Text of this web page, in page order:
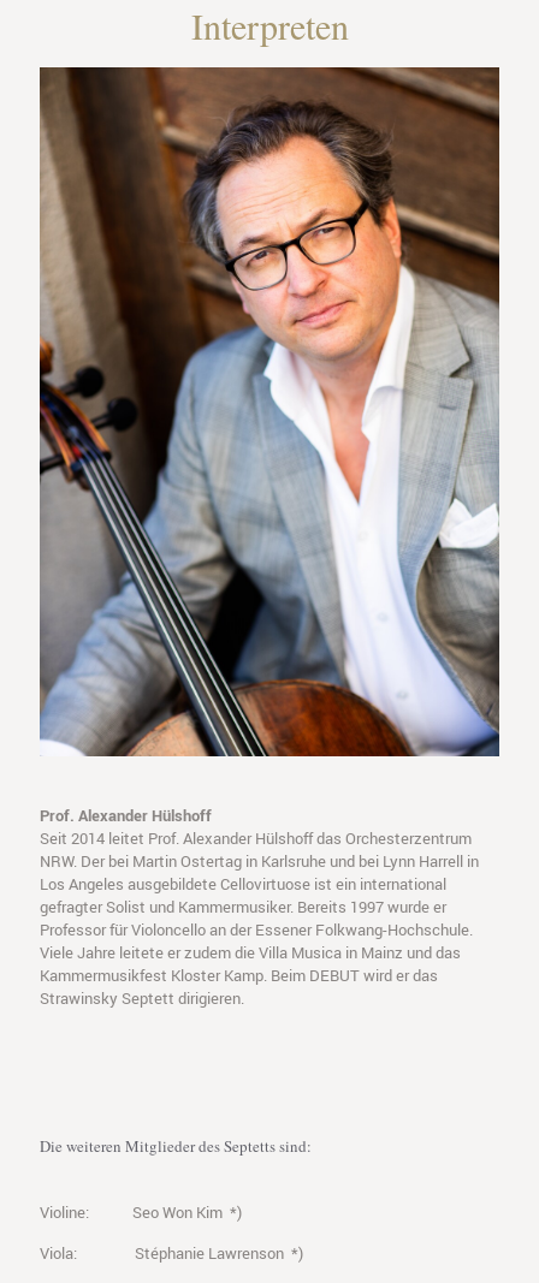
Interpreten
Prof. Alexander Hülshoff
Seit 2014 leitet Prof. Alexander Hülshoff das Orchesterzentrum
NRW. Der bei Martin Ostertag in Karlsruhe und bei Lynn Harrell in
Los Angeles ausgebildete Cellovirtuose ist ein international
gefragter Solist und Kammermusiker. Bereits 1997 wurde er
Professor für Violoncello an der Essener Folkwang-Hochschule.
Viele Jahre leitete er zudem die Villa Musica in Mainz und das
Kammermusikfest Kloster Kamp. Beim DEBUT wird er das
Strawinsky Septett dirigieren.
Die weiteren Mitglieder des Septetts sind:
Violine: Seo Won Kim *)
Viola: Stéphanie Lawrenson *)